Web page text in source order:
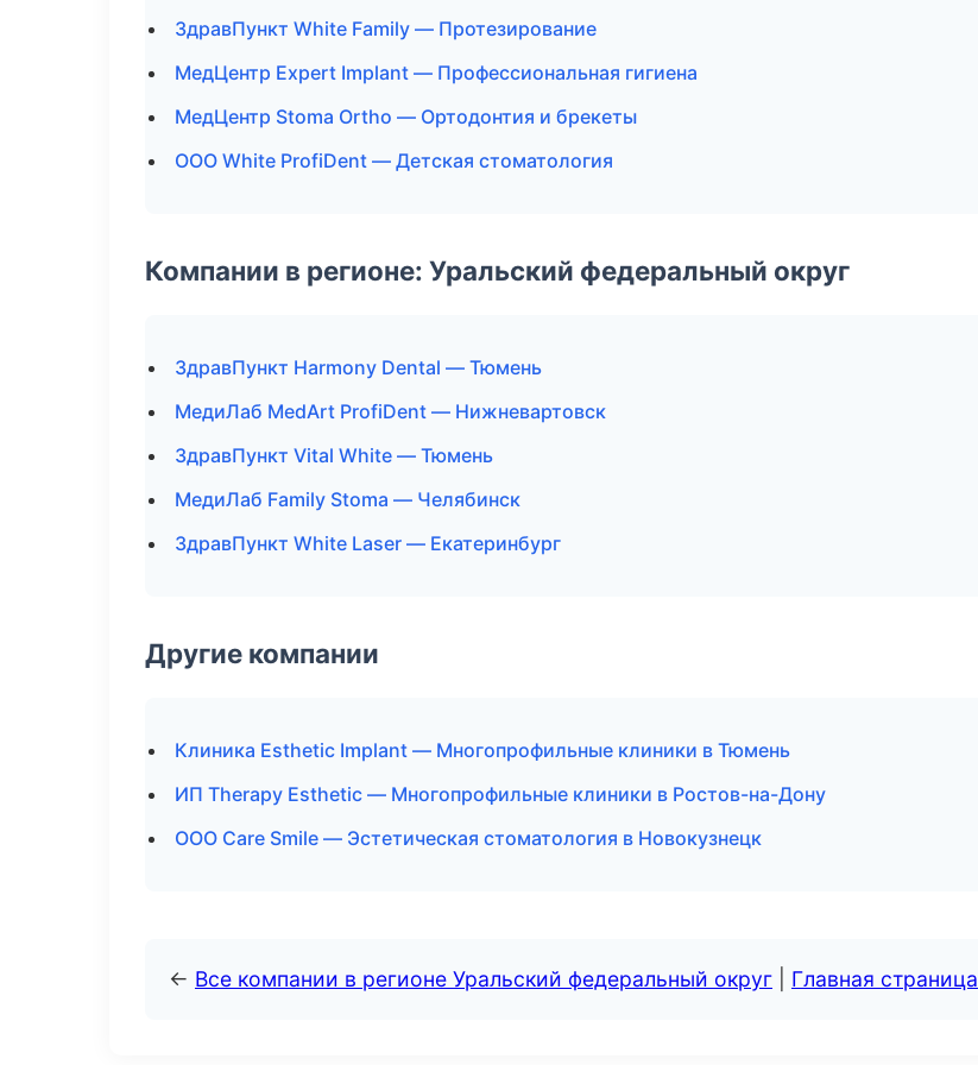
ЗдравПункт White Family — Протезирование
МедЦентр Expert Implant — Профессиональная гигиена
МедЦентр Stoma Ortho — Ортодонтия и брекеты
ООО White ProfiDent — Детская стоматология
Компании в регионе: Уральский федеральный округ
ЗдравПункт Harmony Dental — Тюмень
МедиЛаб MedArt ProfiDent — Нижневартовск
ЗдравПункт Vital White — Тюмень
МедиЛаб Family Stoma — Челябинск
ЗдравПункт White Laser — Екатеринбург
Другие компании
Клиника Esthetic Implant — Многопрофильные клиники в Тюмень
ИП Therapy Esthetic — Многопрофильные клиники в Ростов-на-Дону
ООО Care Smile — Эстетическая стоматология в Новокузнецк
← Все компании в регионе Уральский федеральный округ Главная страница